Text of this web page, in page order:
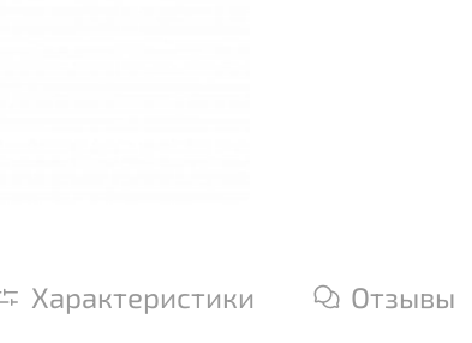
Характеристики Отзывы